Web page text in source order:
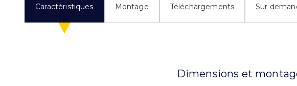
Caractéristiques Montage Téléchargements Sur
Dimensions et